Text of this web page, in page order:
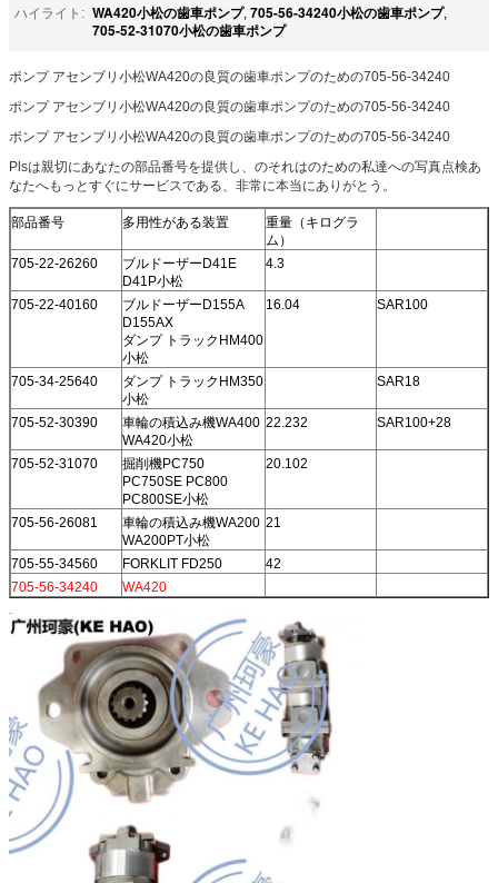
ハイライト: WA420小松の歯車ポンプ, 705-56-34240小松の歯車ポンプ,
705-52-31070小松の歯車ポンプ
ポンプ アセンブリ小松WA420の良質の歯車ポンプのための705-56-34240
ポンプ アセンブリ小松WA420の良質の歯車ポンプのための705-56-34240
ポンプ アセンブリ小松WA420の良質の歯車ポンプのための705-56-34240
Plsは親切にあなたの部品番号を提供し、のそれはのための私達への写真点検あ
なたへもっとすぐにサービスである、非常に本当にありがとう。
部品番号 多用性がある装置
重量（キログラ
ム）
705-22-26260
ブルドーザーD41E
D41P小松
4.3
705-22-40160
ブルドーザーD155A
D155AX
ダンプ トラックHM400
小松
16.04 SAR100
705-34-25640
ダンプ トラックHM350
小松
SAR18
705-52-30390
車輪の積込み機WA400
WA420小松
22.232 SAR100+28
705-52-31070
掘削機PC750
PC750SE PC800
PC800SE小松
20.102
705-56-26081
車輪の積込み機WA200
WA200PT小松
21
705-55-34560 FORKLIT FD250
42
705-56-34240
WA420